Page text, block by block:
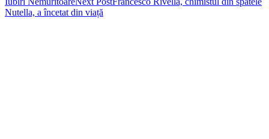
navigation
Nutella, a încetat din viață